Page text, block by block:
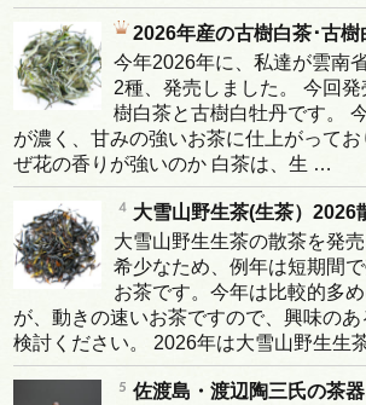
2026年産の古樹白茶･古
今年2026年に、私達が雲南
2種、発売しました。 今回
樹白茶と古樹白牡丹です。
が濃く、甘みの強いお茶に仕上がって
ぜ花の香りが強いのか 白茶は、生 …
大雪山野生茶(生茶）2026
大雪山野生生茶の散茶を発
希少なため、例年は短期間
お茶です。今年は比較的多
が、動きの速いお茶ですので、興味の
検討ください。 2026年は大雪山野生生
佐渡島・渡辺陶三氏の茶